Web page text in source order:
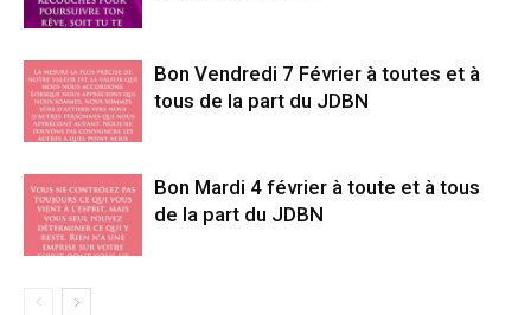
Bon Vendredi 7 Février à toutes et à
tous de la part du JDBN
Bon Mardi 4 février à toute et à tous
de la part du JDBN